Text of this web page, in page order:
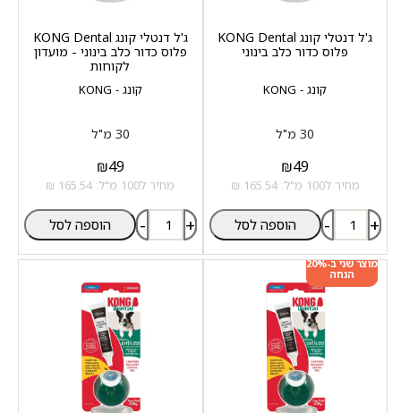
קונג - KONG
ג'ל דנטלי קונג KONG Dental
פלוס כדור כלב בינוני
30 מ"ל
₪49
מחיר ל100 מ"ל: 165.54 ₪
- + הוספה לסל
קונג - KONG
ג'ל דנטלי קונג KONG Dental
פלוס כדור כלב בינוני - מועדון
לקוחות
30 מ"ל
₪49
מחיר ל100 מ"ל: 165.54 ₪
- + הוספה לסל
מוצר שני ב-20%
הנחה